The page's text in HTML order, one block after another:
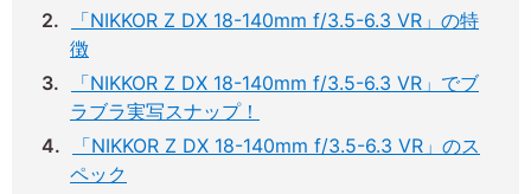
「NIKKOR Z DX 18-140mm f/3.5-6.3 VR」の特
徴
「NIKKOR Z DX 18-140mm f/3.5-6.3 VR」でブ
ラブラ実写スナップ！
「NIKKOR Z DX 18-140mm f/3.5-6.3 VR」のス
ペック